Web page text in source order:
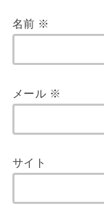
名前 ※
メール ※
サイト